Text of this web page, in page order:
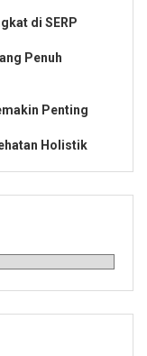
di SERP
Penuh
Penting
Holistik